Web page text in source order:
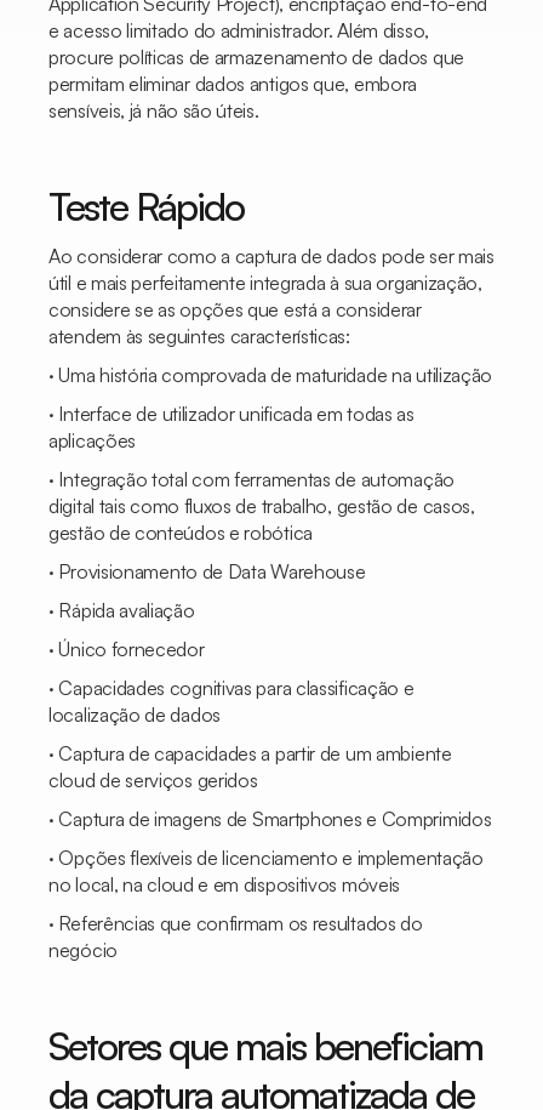
e acesso limitado do administrador. Além disso,
procure políticas de armazenamento de dados que
permitam eliminar dados antigos que, embora
sensíveis, já não são úteis.
Teste Rápido
Ao considerar como a captura de dados pode ser mais
útil e mais perfeitamente integrada à sua organização,
considere se as opções que está a considerar
atendem às seguintes características:
· Uma história comprovada de maturidade na utilização
· Interface de utilizador unificada em todas as
aplicações
· Integração total com ferramentas de automação
digital tais como fluxos de trabalho, gestão de casos,
gestão de conteúdos e robótica
· Provisionamento de Data Warehouse
· Rápida avaliação
· Único fornecedor
· Capacidades cognitivas para classificação e
localização de dados
· Captura de capacidades a partir de um ambiente
cloud de serviços geridos
· Captura de imagens de Smartphones e Comprimidos
· Opções flexíveis de licenciamento e implementação
no local, na cloud e em dispositivos móveis
· Referências que confirmam os resultados do
negócio
Setores que mais beneficiam
da captura automatizada de